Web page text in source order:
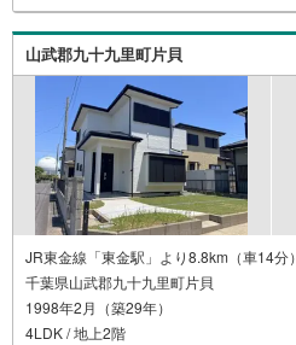
山武郡九十九里町片貝
JR東金線「東金駅」より8.8km（車14分）
千葉県山武郡九十九里町片貝
1998年2月（築29年）
4LDK / 地上2階